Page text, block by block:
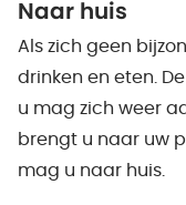
Naar huis
Als zich geen
drinken en eten.
u mag zich weer
brengt u naar uw
mag u naar huis.